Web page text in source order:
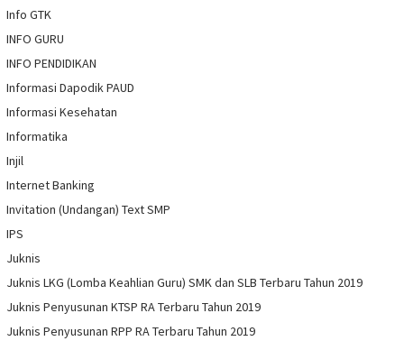
Info GTK
INFO GURU
INFO PENDIDIKAN
Informasi Dapodik PAUD
Informasi Kesehatan
Informatika
Injil
Internet Banking
Invitation (Undangan) Text SMP
IPS
Juknis
Juknis LKG (Lomba Keahlian Guru) SMK dan SLB Terbaru Tahun 2019
Juknis Penyusunan KTSP RA Terbaru Tahun 2019
Juknis Penyusunan RPP RA Terbaru Tahun 2019